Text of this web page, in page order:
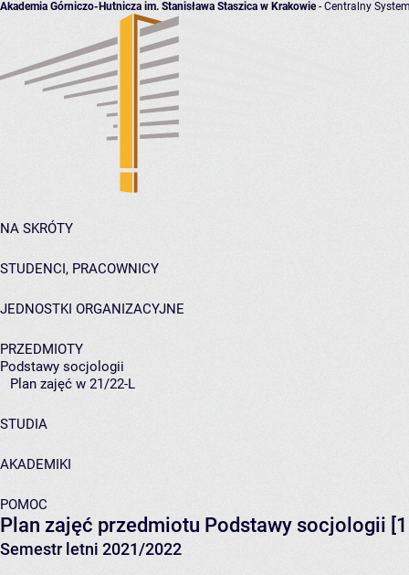
Akademia Górniczo-Hutnicza im. Stanisława Staszica w Krakowie- Centralny
NA SKRÓTY
STUDENCI, PRACOWNICY
JEDNOSTKI ORGANIZACYJNE
PRZEDMIOTY
Podstawy socjologii
Plan zajęć w 21/22-L
STUDIA
AKADEMIKI
POMOC
Plan zajęć przedmiotu Podstawy socjologii
Semestr letni 2021/2022